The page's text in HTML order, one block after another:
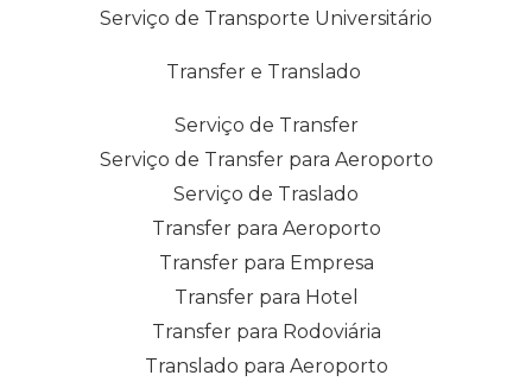
Serviço de Transporte Universitário
Transfer e Translado
Serviço de Transfer
Serviço de Transfer para Aeroporto
Serviço de Traslado
Transfer para Aeroporto
Transfer para Empresa
Transfer para Hotel
Transfer para Rodoviária
Translado para Aeroporto